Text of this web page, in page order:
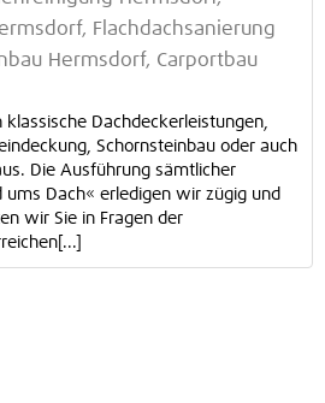
Flachdachsanierung
Hermsdorf, Carportbau
klassische Dachdeckerleistungen,
Schornsteinbau oder auch
Die Ausführung sämtlicher
ums Dach« erledigen wir zügig und
wir Sie in Fragen der